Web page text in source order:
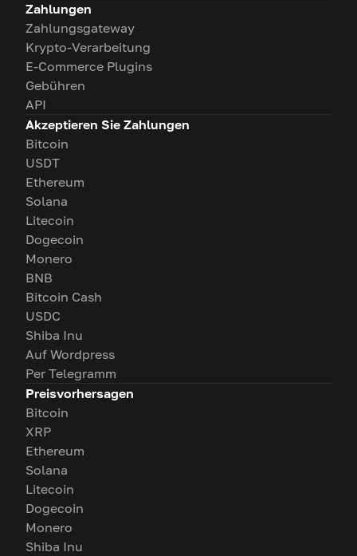
Zahlungen
Zahlungsgateway
Krypto-Verarbeitung
E-Commerce Plugins
Gebühren
API
Akzeptieren Sie Zahlungen
Bitcoin
USDT
Ethereum
Solana
Litecoin
Dogecoin
Monero
BNB
Bitcoin Cash
USDC
Shiba Inu
Auf Wordpress
Per Telegramm
Preisvorhersagen
Bitcoin
XRP
Ethereum
Solana
Litecoin
Dogecoin
Monero
Shiba Inu